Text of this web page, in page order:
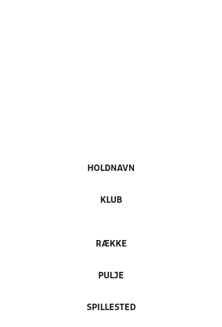
HOLDNAVN
KLUB
RÆKKE
PULJE
SPILLESTED